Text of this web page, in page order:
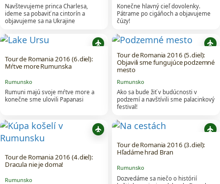
Navštevujeme princa Charlesa,
ideme sa pobaviť na cintorín a
objavujeme sa na Ukrajine
Konečne hlavný cieľ dovolenky.
Pátrame po cigáňoch a objavujeme
čúzy!
flight
Tour de Romania 2016 (6.diel):
Mŕtve more Rumunska
Rumunsko
Rumuni majú svoje mŕtve more a
konečne sme ulovili Papanasi
flight
Tour de Romania 2016 (5.diel):
Objavili sme fungujúce podzemné
mesto
Rumunsko
Ako sa bude žiť v budúcnosti v
podzemí a navštívili sme palacinkový
festival!
flight
Tour de Romania 2016 (4.diel):
Dracula nie je doma!
Rumunsko
flight
Tour de Romania 2016 (3.diel):
Hľadáme hrad Bran
Rumunsko
Dozvedáme sa niečo o histórií